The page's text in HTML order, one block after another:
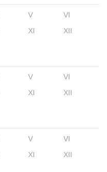
V
VI
XI XII
V
VI
XI XII
V
VI
XI XII